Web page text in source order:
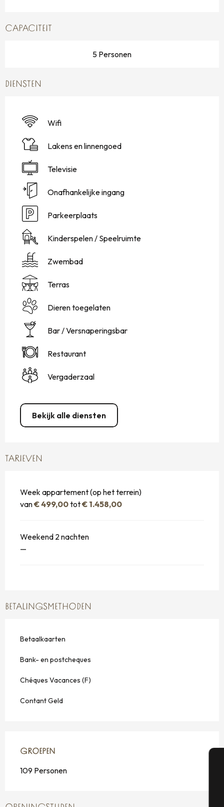
CAPACITEIT
5 Personen
DIENSTEN
Wifi
Lakens en linnengoed
Televisie
Onafhankelijke ingang
Parkeerplaats
Kinderspelen / Speelruimte
Zwembad
Terras
Dieren toegelaten
Bar / Versnaperingsbar
Restaurant
Vergaderzaal
Bekijk alle diensten
TARIEVEN
Week appartement (op het terrein)
van€ 499,00tot€ 1.458,00
Weekend 2 nachten
—
BETALINGSMETHODEN
Betaalkaarten
Bank- en postcheques
Chéques Vacances (F)
Contant Geld
GROEPEN
GROEPEN
109 Personen